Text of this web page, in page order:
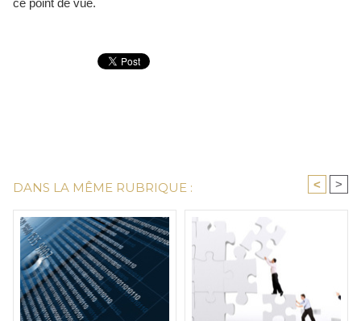
ce point de vue.
DANS LA MÊME RUBRIQUE : < >